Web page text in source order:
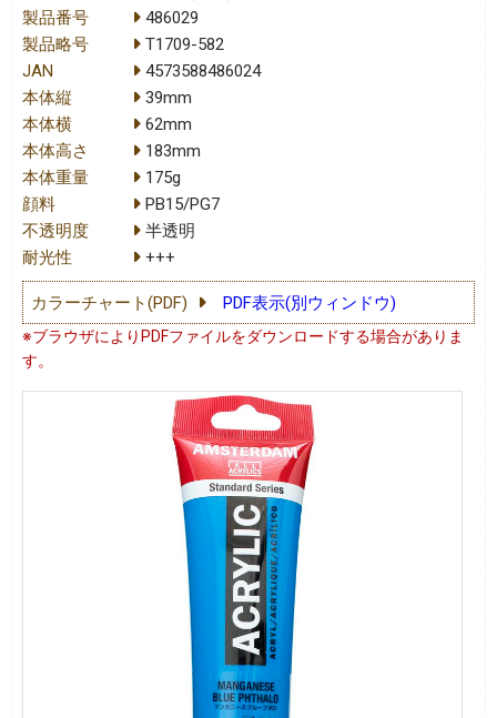
製品番号
486029
製品略号
T1709-582
JAN
4573588486024
本体縦
39mm
本体横
62mm
本体高さ
183mm
本体重量
175g
顔料
PB15/PG7
不透明度
半透明
耐光性
+++
カラーチャート(PDF) PDF表示(別ウィンドウ)
※ブラウザによりPDFファイルをダウンロードする場合がありま
す。